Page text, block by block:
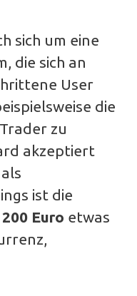
sich um eine
die sich an
User
die
zu
akzeptiert
ist die
Euro etwas